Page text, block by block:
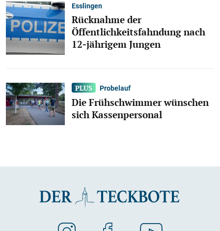
Esslingen
Rücknahme der
Öffentlichkeitsfahndung nach
12-jährigem Jungen
Probelauf
Die Frühschwimmer wünschen
sich Kassenpersonal